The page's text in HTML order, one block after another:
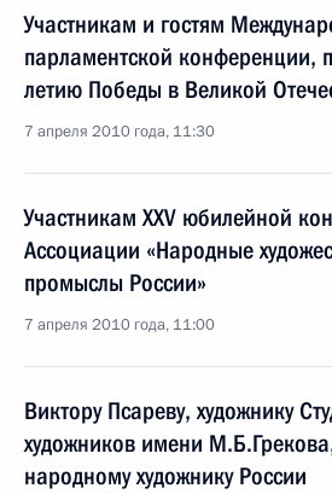
Участникам и гостям
парламентской конференции,
летию Победы в Великой
7 апреля 2010 года, 11:30
Участникам XXV юбилейной
Ассоциации «Народные
промыслы России»
7 апреля 2010 года, 11:00
Виктору Псареву, художнику
художников имени
народному художнику России